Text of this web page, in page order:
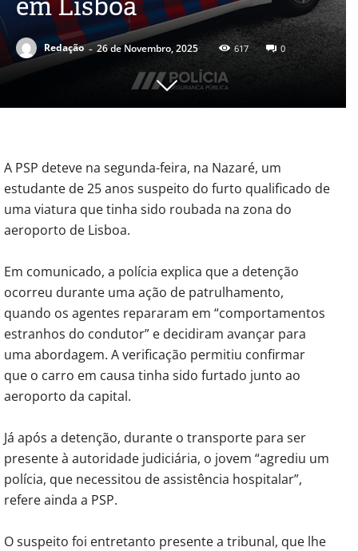
Redação - 26 de Novembro, 2025 617 0
A PSP deteve na segunda-feira, na Nazaré, um
estudante de 25 anos suspeito do furto qualificado de
uma viatura que tinha sido roubada na zona do
aeroporto de Lisboa.
Em comunicado, a polícia explica que a detenção
ocorreu durante uma ação de patrulhamento,
quando os agentes repararam em “comportamentos
estranhos do condutor” e decidiram avançar para
uma abordagem. A verificação permitiu confirmar
que o carro em causa tinha sido furtado junto ao
aeroporto da capital.
Já após a detenção, durante o transporte para ser
presente à autoridade judiciária, o jovem “agrediu um
polícia, que necessitou de assistência hospitalar”,
refere ainda a PSP.
O suspeito foi entretanto presente a tribunal, que lhe